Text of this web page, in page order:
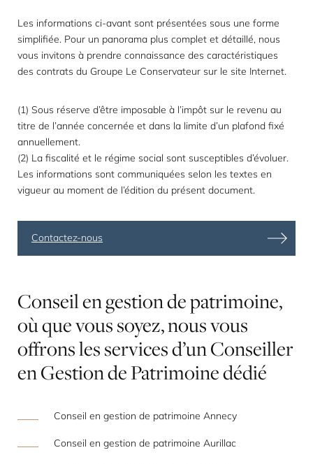
Les informations ci-avant sont présentées sous une forme
simplifiée. Pour un panorama plus complet et détaillé, nous
vous invitons à prendre connaissance des caractéristiques
des contrats du Groupe Le Conservateur sur le site Internet.
(1) Sous réserve d’être imposable à l’impôt sur le revenu au
titre de l’année concernée et dans la limite d’un plafond fixé
annuellement.
(2) La fiscalité et le régime social sont susceptibles d’évoluer.
Les informations sont communiquées selon les textes en
vigueur au moment de l’édition du présent document.
Contactez-nous
Conseilengestiondepatrimoine,
oùquevoussoyez,nousvous
offronslesservicesd’unConseiller
enGestiondePatrimoinedédié
Conseil en gestion de patrimoine Annecy
Conseil en gestion de patrimoine Aurillac